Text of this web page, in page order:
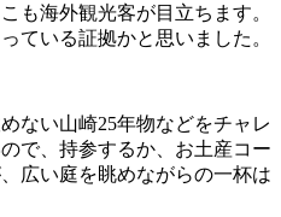
も海外観光客が目立ちます。
ている証拠かと思いました。
ない山崎25年物などをチャレ
で、持参するか、お土産コー
広い庭を眺めながらの一杯は